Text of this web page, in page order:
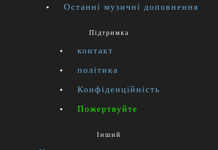
Останні музичні доповнення
Підтримка
контакт
політика
Конфіденційність
Пожертвуйте
Інший